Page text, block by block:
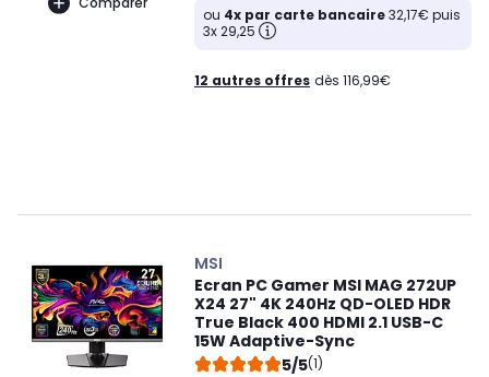
ou 4x par carte bancaire32,17€ puis
3x 29,25
12 autres offres dès 116,99€
MSI
Ecran PC Gamer MSI MAG 272UP
X24 27" 4K 240Hz QD-OLED HDR
True Black 400 HDMI 2.1 USB-C
15W Adaptive-Sync
5/5(1)